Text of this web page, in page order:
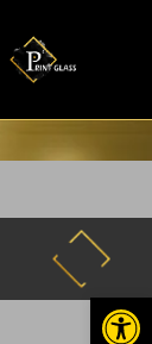
פתח סרגל נגישות